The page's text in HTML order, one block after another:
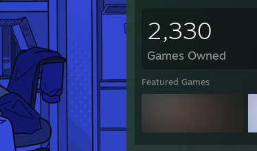
2,330
Games Owned
Featured Games